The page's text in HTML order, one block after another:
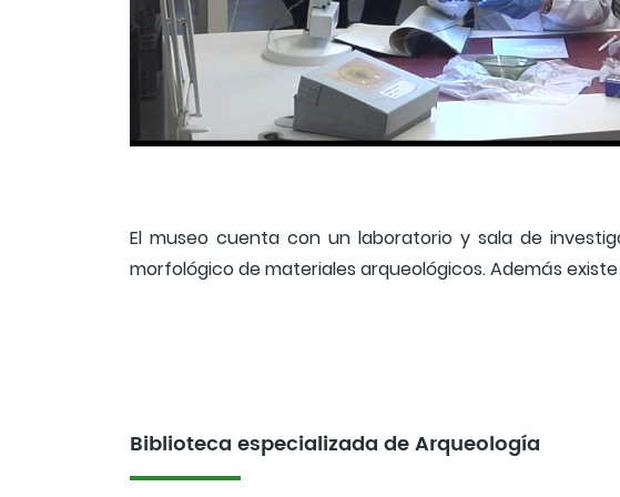
El museo cuenta con un laboratorio y sala de
morfológico de materiales arqueológicos. Además
Biblioteca especializada de Arqueología